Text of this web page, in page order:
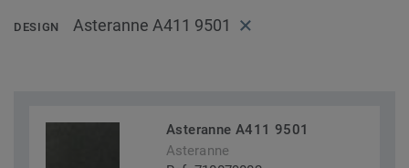
DESIGN Asteranne A411 9501
Asteranne A411 9501
Asteranne